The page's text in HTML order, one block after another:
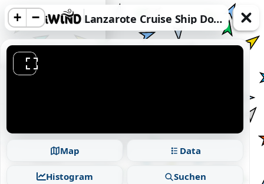
information.
+ − Lanzarote Cruise Ship Dock, Arrecife, Lanzarote
Map Data
Histogram Suchen